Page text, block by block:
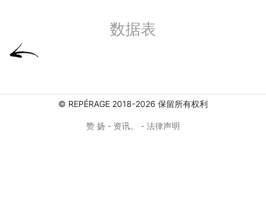
数据表
© REPÉRAGE 2018-2026 保留所有权利
赞 扬 - 资讯。 - 法律声明